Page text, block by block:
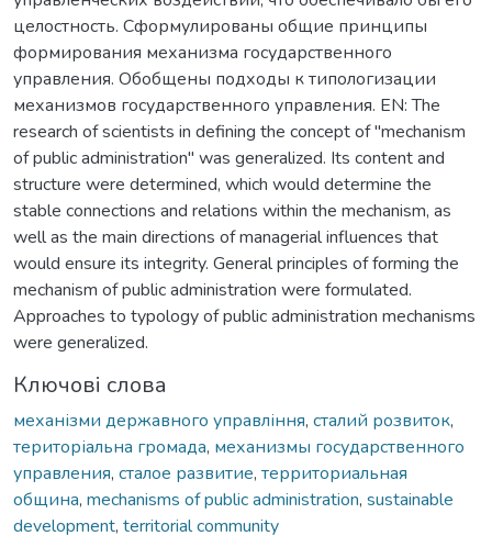
целостность. Сформулированы общие принципы
формирования механизма государственного
управления. Обобщены подходы к типологизации
механизмов государственного управления. EN: The
research of scientists in defining the concept of "mechanism
of public administration" was generalized. Its content and
structure were determined, which would determine the
stable connections and relations within the mechanism, as
well as the main directions of managerial influences that
would ensure its integrity. General principles of forming the
mechanism of public administration were formulated.
Approaches to typology of public administration mechanisms
were generalized.
Ключові слова
механізми державного управління, сталий розвиток,
територіальна громада, механизмы государственного
управления, сталое развитие, территориальная
община, mechanisms of public administration, sustainable
development, territorial community